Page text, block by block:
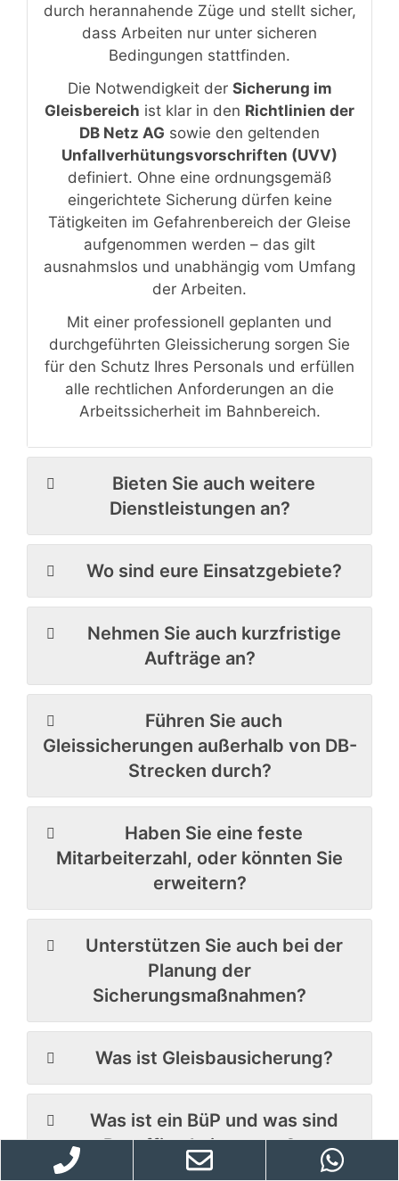
durch herannahende Züge und stellt sicher,
dass Arbeiten nur unter sicheren
Bedingungen stattfinden.
Die Notwendigkeit der Sicherung im
Gleisbereich ist klar in den Richtlinien der
DB Netz AG sowie den geltenden
Unfallverhütungsvorschriften (UVV)
definiert. Ohne eine ordnungsgemäß
eingerichtete Sicherung dürfen keine
Tätigkeiten im Gefahrenbereich der Gleise
aufgenommen werden – das gilt
ausnahmslos und unabhängig vom Umfang
der Arbeiten.
Mit einer professionell geplanten und
durchgeführten Gleissicherung sorgen Sie
für den Schutz Ihres Personals und erfüllen
alle rechtlichen Anforderungen an die
Arbeitssicherheit im Bahnbereich.
Bieten Sie auch weitere
Dienstleistungen an?
Wo sind eure Einsatzgebiete?
Nehmen Sie auch kurzfristige
Aufträge an?
Führen Sie auch
Gleissicherungen außerhalb von DB-
Strecken durch?
Haben Sie eine feste
Mitarbeiterzahl, oder könnten Sie
erweitern?
Unterstützen Sie auch bei der
Planung der
Sicherungsmaßnahmen?
Was ist Gleisbausicherung?
Was ist ein BüP und was sind
Bauaffine Leistungen?